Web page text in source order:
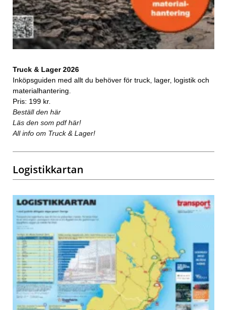
Truck & Lager 2026
Inköpsguiden med allt du behöver för truck, lager, logistik och
materialhantering.
Pris: 199 kr.
Beställ den här
Läs den som pdf här!
All info om Truck & Lager!
Logistikkartan